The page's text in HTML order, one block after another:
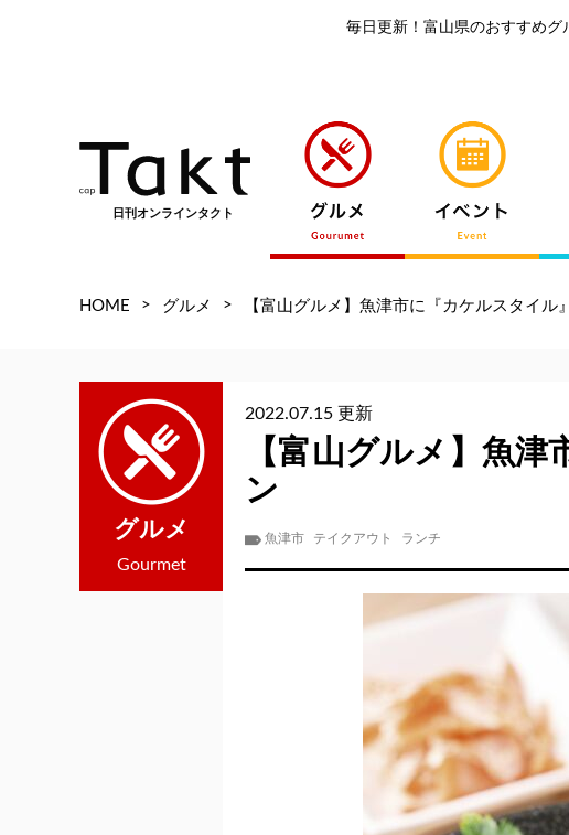
毎日更新！富山県のおすすめグ
日刊オンラインタクト
HOME > グルメ > 【富山グルメ】魚津市に『カケルスタイル
グルメ
Gourmet
2022.07.15 更新
【富山グルメ】魚
ン
魚津市 テイクアウト ランチ